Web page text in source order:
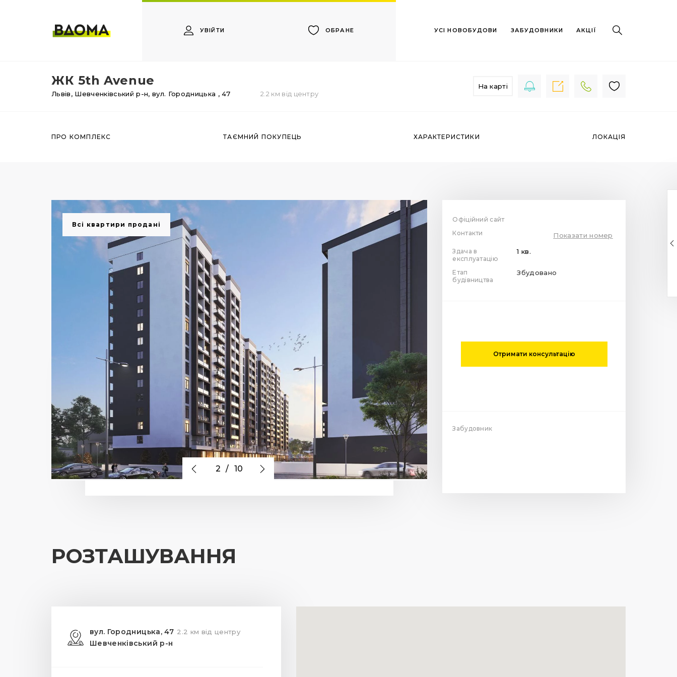
УВІЙТИ ОБРАНЕ УСІ НОВОБУДОВИ ЗАБУДОВНИКИ АКЦІЇ
ЖК 5th Avenue
Львів, Шевченківський р-н, вул. Городницька , 47 2.2 км від центру
На карті
ПРО КОМПЛЕКС ТАЄМНИЙ ПОКУПЕЦЬ ХАРАКТЕРИСТИКИ ЛОКАЦІЯ
2 / 10
Всі квартири продані
Офіційний сайт
Контакти
Показати номер
Здача в
експлуатацію
1 кв.
Етап
будівництва
Збудовано
Отримати консультацію
Забудовник
РОЗТАШУВАННЯ
вул. Городницька, 47
Шевченківський р-н
2.2 км від центру